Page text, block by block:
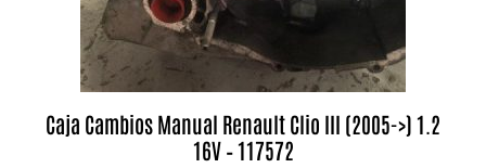
Caja Cambios Manual Renault Clio III (2005->) 1.2
16V – 117572